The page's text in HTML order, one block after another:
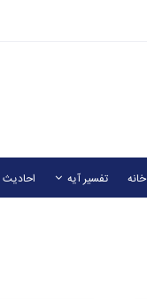
خانه تفسیر آیه احادیث